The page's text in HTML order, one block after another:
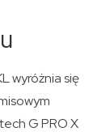
wyróżnia się
G PRO X